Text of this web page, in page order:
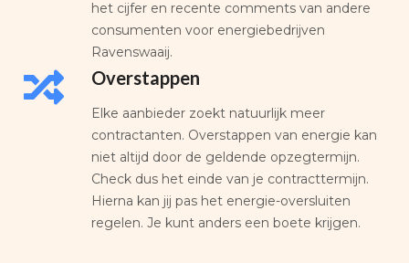
het cijfer en recente comments van andere
consumenten voor energiebedrijven
Ravenswaaij.
Overstappen
Elke aanbieder zoekt natuurlijk meer
contractanten. Overstappen van energie kan
niet altijd door de geldende opzegtermijn.
Check dus het einde van je contracttermijn.
Hierna kan jij pas het energie-oversluiten
regelen. Je kunt anders een boete krijgen.